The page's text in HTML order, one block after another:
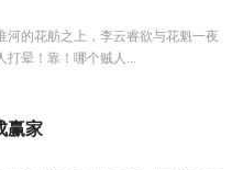
河的花舫之上，李云睿欲与花魁一夜
打晕！靠！哪个贼人...
赢家